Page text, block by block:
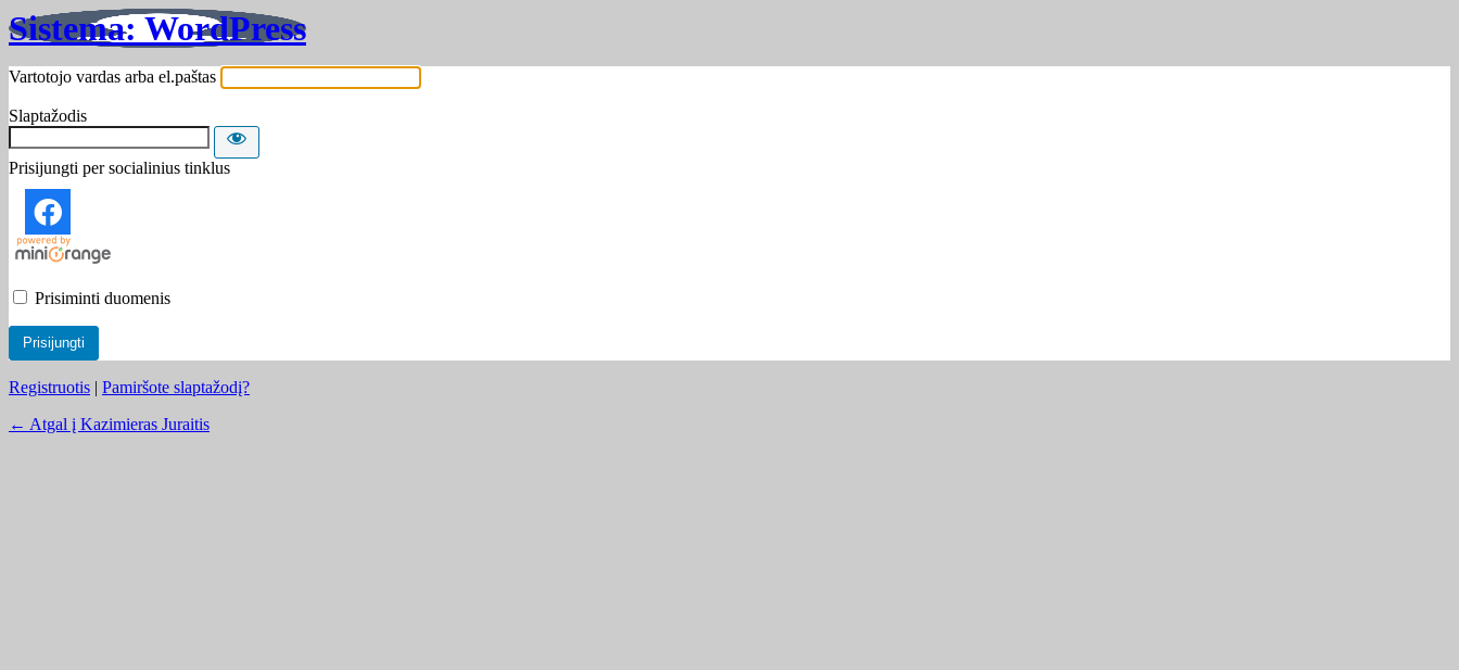
Sistema: WordPress
Vartotojo vardas arba el.paštas
Slaptažodis
Prisijungti per socialinius tinklus
Prisiminti duomenis
Registruotis | Pamiršote slaptažodį?
← Atgal į Kazimieras Juraitis